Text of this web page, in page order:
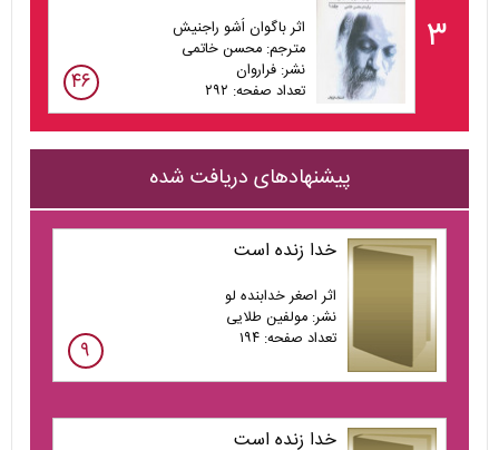
۳
اثر باگوان اُشو راجنیش
مترجم: محسن خاتمی
نشر: فراروان
تعداد صفحه: ۲۹۲
۴۶
پیشنهادهای دریافت شده
خدا زنده است
اثر اصغر خدابنده لو
نشر: مولفین طلایی
تعداد صفحه: ۱۹۴
۹
خدا زنده است